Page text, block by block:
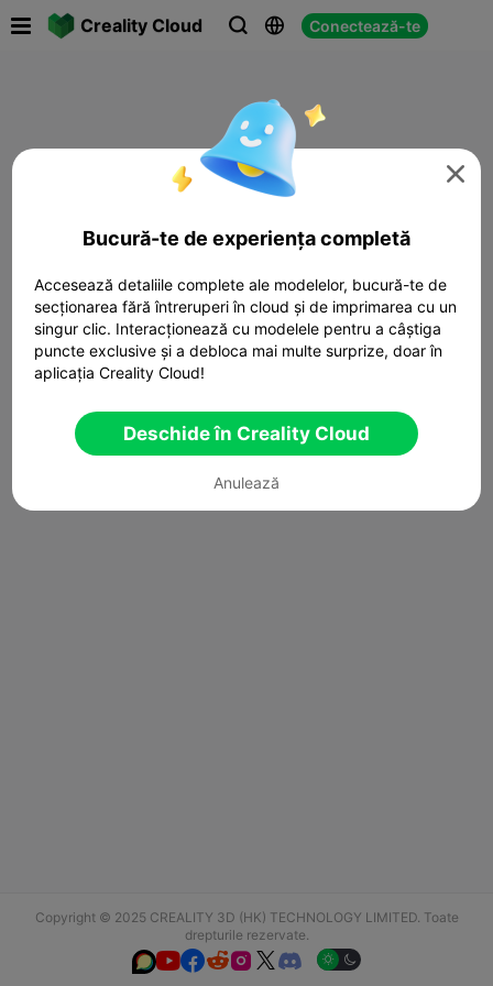
Creality Cloud   Conectează-te
Copyright © 2025 CREALITY 3D (HK) TECHNOLOGY LIMITED. Toate
drepturile rezervate.
  

Bucură-te de experiența completă
Accesează detaliile complete ale modelelor, bucură-te de
secționarea fără întreruperi în cloud și de imprimarea cu un
singur clic. Interacționează cu modelele pentru a câștiga
puncte exclusive și a debloca mai multe surprize, doar în
aplicația Creality Cloud!
Deschide în Creality Cloud
Anulează